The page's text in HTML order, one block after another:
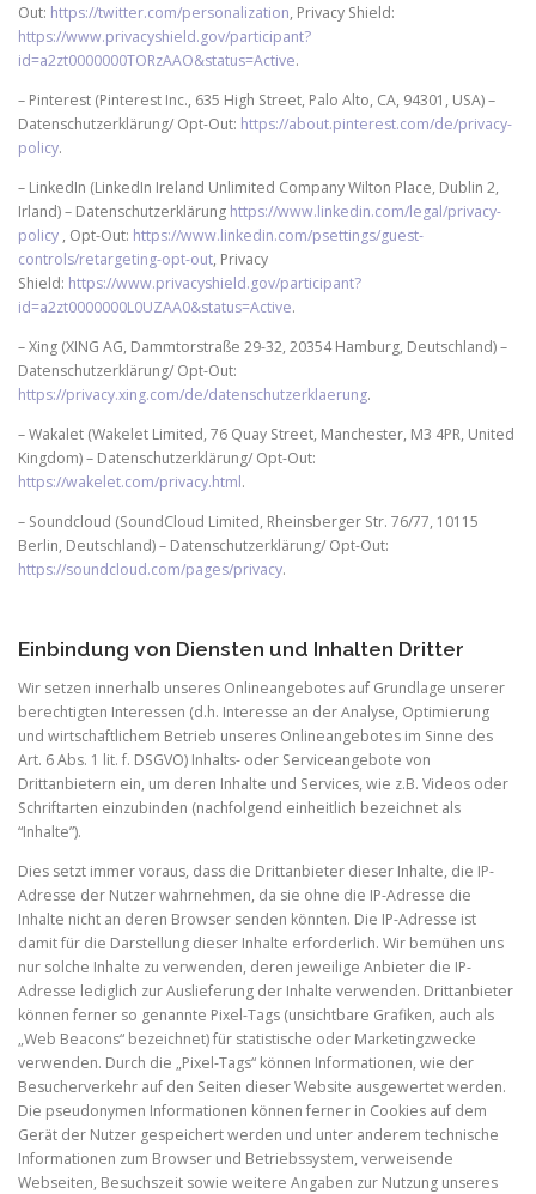
Out: https://twitter.com/personalization, Privacy Shield:
https://www.privacyshield.gov/participant?
id=a2zt0000000TORzAAO&status=Active.
– Pinterest (Pinterest Inc., 635 High Street, Palo Alto, CA, 94301, USA) –
Datenschutzerklärung/ Opt-Out: https://about.pinterest.com/de/privacy-
policy.
– LinkedIn (LinkedIn Ireland Unlimited Company Wilton Place, Dublin 2,
Irland) – Datenschutzerklärung https://www.linkedin.com/legal/privacy-
policy , Opt-Out: https://www.linkedin.com/psettings/guest-
controls/retargeting-opt-out, Privacy
Shield: https://www.privacyshield.gov/participant?
id=a2zt0000000L0UZAA0&status=Active.
– Xing (XING AG, Dammtorstraße 29-32, 20354 Hamburg, Deutschland) –
Datenschutzerklärung/ Opt-Out:
https://privacy.xing.com/de/datenschutzerklaerung.
– Wakalet (Wakelet Limited, 76 Quay Street, Manchester, M3 4PR, United
Kingdom) – Datenschutzerklärung/ Opt-Out:
https://wakelet.com/privacy.html.
– Soundcloud (SoundCloud Limited, Rheinsberger Str. 76/77, 10115
Berlin, Deutschland) – Datenschutzerklärung/ Opt-Out:
https://soundcloud.com/pages/privacy.
Einbindung von Diensten und Inhalten Dritter
Wir setzen innerhalb unseres Onlineangebotes auf Grundlage unserer
berechtigten Interessen (d.h. Interesse an der Analyse, Optimierung
und wirtschaftlichem Betrieb unseres Onlineangebotes im Sinne des
Art. 6 Abs. 1 lit. f. DSGVO) Inhalts- oder Serviceangebote von
Drittanbietern ein, um deren Inhalte und Services, wie z.B. Videos oder
Schriftarten einzubinden (nachfolgend einheitlich bezeichnet als
“Inhalte”).
Dies setzt immer voraus, dass die Drittanbieter dieser Inhalte, die IP-
Adresse der Nutzer wahrnehmen, da sie ohne die IP-Adresse die
Inhalte nicht an deren Browser senden könnten. Die IP-Adresse ist
damit für die Darstellung dieser Inhalte erforderlich. Wir bemühen uns
nur solche Inhalte zu verwenden, deren jeweilige Anbieter die IP-
Adresse lediglich zur Auslieferung der Inhalte verwenden. Drittanbieter
können ferner so genannte Pixel-Tags (unsichtbare Grafiken, auch als
„Web Beacons“ bezeichnet) für statistische oder Marketingzwecke
verwenden. Durch die „Pixel-Tags“ können Informationen, wie der
Besucherverkehr auf den Seiten dieser Website ausgewertet werden.
Die pseudonymen Informationen können ferner in Cookies auf dem
Gerät der Nutzer gespeichert werden und unter anderem technische
Informationen zum Browser und Betriebssystem, verweisende
Webseiten, Besuchszeit sowie weitere Angaben zur Nutzung unseres